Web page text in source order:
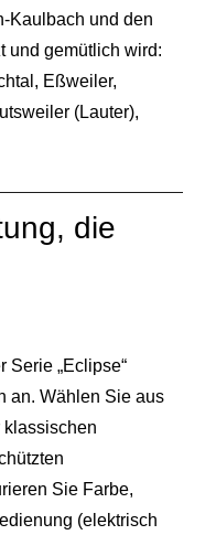
Kaulbach und den
und gemütlich wird:
Eßweiler,
(Lauter),
die
Serie „Eclipse“
an. Wählen Sie aus
klassischen
Sie Farbe,
(elektrisch